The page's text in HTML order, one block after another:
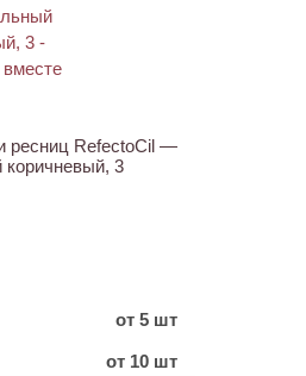
ресниц RefectoCil —
3
от 5 шт
от 10 шт